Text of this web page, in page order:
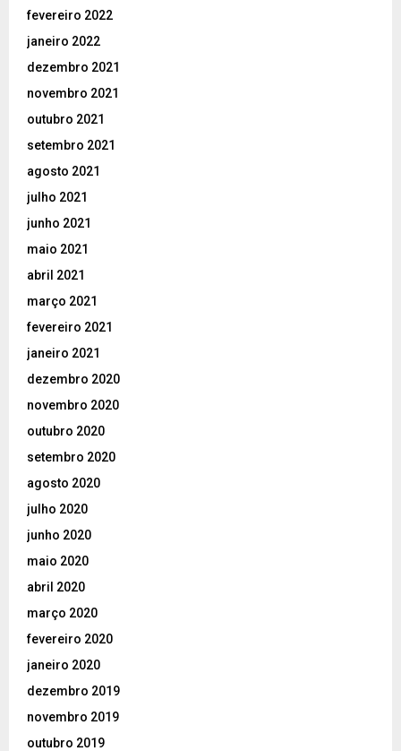
fevereiro 2022
janeiro 2022
dezembro 2021
novembro 2021
outubro 2021
setembro 2021
agosto 2021
julho 2021
junho 2021
maio 2021
abril 2021
março 2021
fevereiro 2021
janeiro 2021
dezembro 2020
novembro 2020
outubro 2020
setembro 2020
agosto 2020
julho 2020
junho 2020
maio 2020
abril 2020
março 2020
fevereiro 2020
janeiro 2020
dezembro 2019
novembro 2019
outubro 2019